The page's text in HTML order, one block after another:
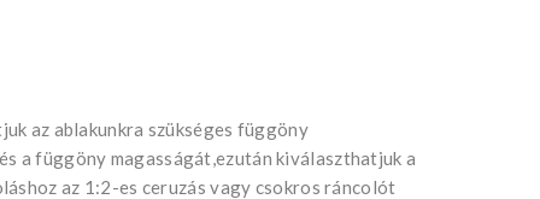
az ablakunkra szükséges függöny
a függöny magasságát,ezután kiválaszthatjuk a
az 1:2-es ceruzás vagy csokros ráncolót